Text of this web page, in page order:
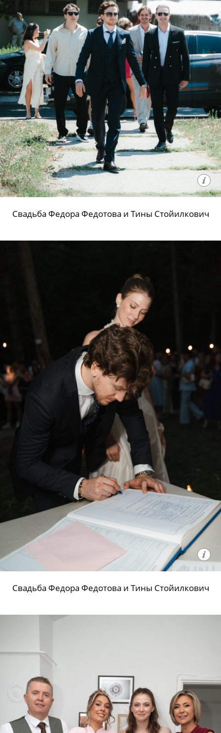
Свадьба Федора Федотова и Тины Стойилкович
Свадьба Федора Федотова и Тины Стойилкович